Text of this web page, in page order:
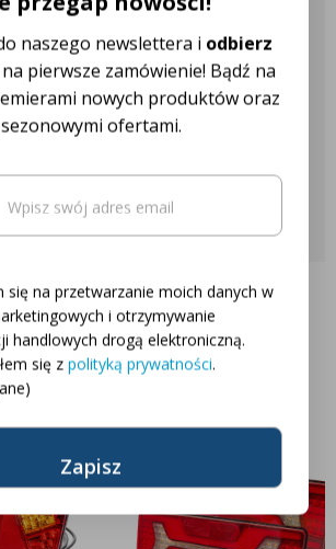
klienta jest do
pytania
z nami
naszego newslettera i odbierz
na pierwsze zamówienie! Bądź na
nowych produktów oraz
sezonowymi ofertami.
się na przetwarzanie moich danych w
i otrzymywanie
handlowych drogą elektroniczną.
się z polityką prywatności.
kod zniżkowy na